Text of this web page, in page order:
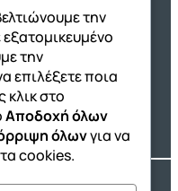
School
Όμιλος ΔΙΑΚΡΟΤΗΜΑ®. Αρ.
την
την
επιλέξετε ποια
κλικ στο
Αποδοχή όλων
όλωνγια να
cookies.